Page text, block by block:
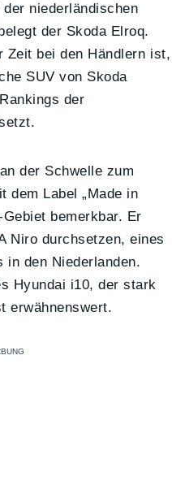
niederländischen
der Skoda Elroq.
bei den Händlern ist,
SUV von Skoda
der
der Schwelle zum
dem Label „Made in
bemerkbar. Er
Niro durchsetzen, eines
in den Niederlanden.
Hyundai i10, der stark
erwähnenswert.